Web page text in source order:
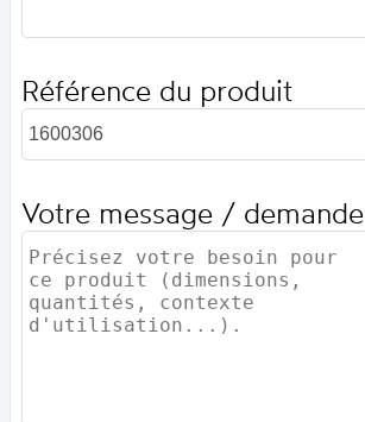
Référence du produit
Votre message / demande